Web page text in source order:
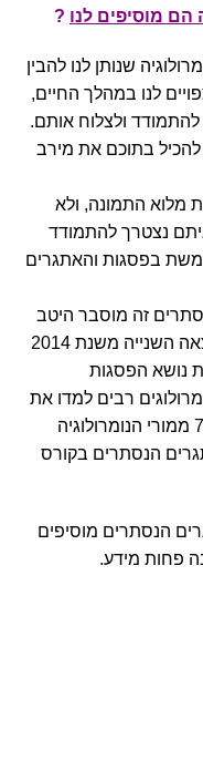
מוסיפים לנו ?
שנותן לנו להבין
לנו במהלך החיים,
להתמודד ולצלוח אותם.
להכיל בתוכם את מירב
מלוא התמונה, ולא
נצטרך להתמודד
בפסגות והאתגרים
זה מוסבר היטב
בספרי נומרולוגיה מעשית, החל מההוצאה השנייה משנת 2014
נושא הפסגות
רבים למדו את
הנושא מהספר שלי, כיום למעלה מ70% ממורי הנומרולוגיה
הנסתרים בקורס
הנסתרים מוסיפים
פחות מידע.